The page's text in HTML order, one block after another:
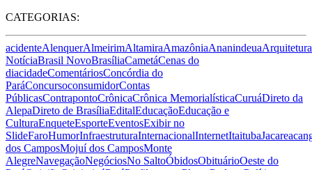
CATEGORIAS:
acidenteAlenquerAlmeirimAltamiraAmazôniaAnanindeuaArquitetura
NotíciaBrasil NovoBrasíliaCametáCenas do
diacidadeComentáriosConcórdia do
ParáConcursoconsumidorContas
PúblicasContrapontoCrônicaCrônica MemorialísticaCuruáDireto da
AlepaDireto de BrasíliaEditalEducaçãoEducação e
CulturaEnqueteEsporteEventosExibir no
SlideFaroHumorInfraestruturaInternacionalInternetItaituba
dos CamposMojuí dos CamposMonte
AlegreNavegaçãoNegóciosNo SaltoÓbidosObituárioOeste do